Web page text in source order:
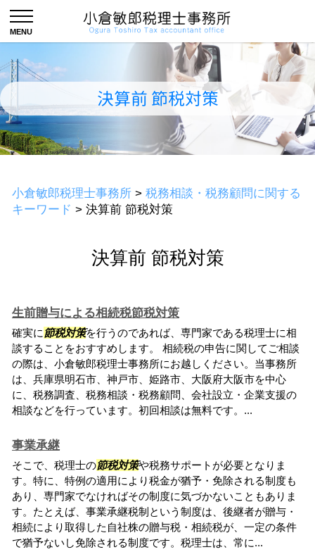
決算前 節税対策
小倉敏郎税理士事務所 > 税務相談・税務顧問に関する
キーワード > 決算前 節税対策
決算前 節税対策
生前贈与による相続税節税対策
確実に 節税対策を行うのであれば、専門家である税理士に相
談することをおすすめします。 相続税の申告に関してご相談
の際は、小倉敏郎税理士事務所にお越しください。当事務所
は、兵庫県明石市、神戸市、姫路市、大阪府大阪市を中心
に、税務調査、税務相談・税務顧問、会社設立・企業支援の
相談などを行っています。初回相談は無料です。...
事業承継
そこで、税理士の節税対策や税務サポートが必要となりま
す。特に、特例の適用により税金が猶予・免除される制度も
あり、専門家でなければその制度に気づかないこともありま
す。たとえば、事業承継税制という制度は、後継者が贈与・
相続により取得した自社株の贈与税・相続税が、一定の条件
で猶予ないし免除される制度です。税理士は、常に...